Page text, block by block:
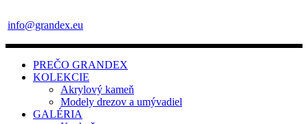
info@grandex.eu
PREČO GRANDEX
KOLEKCIE
Akrylový kameň
Modely drezov a umývadiel
GALÉRIA